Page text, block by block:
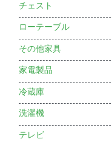
チェスト
ローテーブル
その他家具
家電製品
冷蔵庫
洗濯機
テレビ